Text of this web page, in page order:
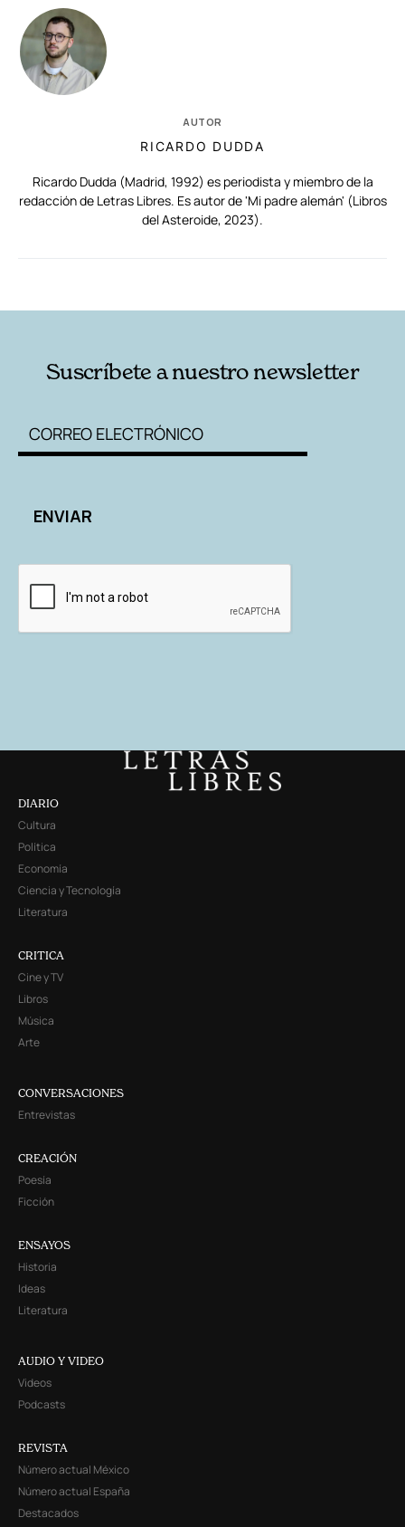
AUTOR
RICARDO DUDDA
Ricardo Dudda (Madrid, 1992) es periodista y miembro de la
redacción de Letras Libres. Es autor de 'Mi padre alemán' (Libros
del Asteroide, 2023).
Suscríbete a nuestro newsletter
DIARIO
Cultura
Política
Economía
Ciencia y Tecnología
Literatura
CRITICA
Cine y TV
Libros
Música
Arte
CONVERSACIONES
Entrevistas
CREACIÓN
Poesía
Ficción
ENSAYOS
Historia
Ideas
Literatura
AUDIO Y VIDEO
Videos
Podcasts
REVISTA
Número actual México
Número actual España
Destacados